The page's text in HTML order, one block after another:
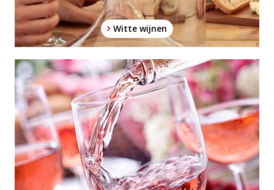
Witte wijnen